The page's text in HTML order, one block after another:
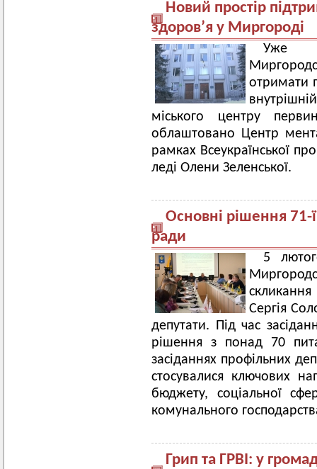
Новий простір
здоров’я у Миргороді
Уже
отримати
міського центру
облаштовано Центр
рамках Всеукраїнської
леді Олени Зеленської.
Основні рішення 71-ї
ради
5
Сергія
депутати. Під час
рішення з понад 70
засіданнях профільних
стосувалися ключових
бюджету, соціальної
комунального
Грип та ГРВІ: у